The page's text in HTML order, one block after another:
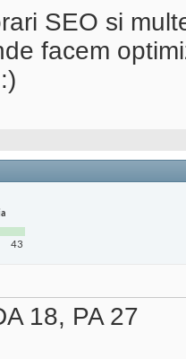
SEO si
facem
43
18, PA 27